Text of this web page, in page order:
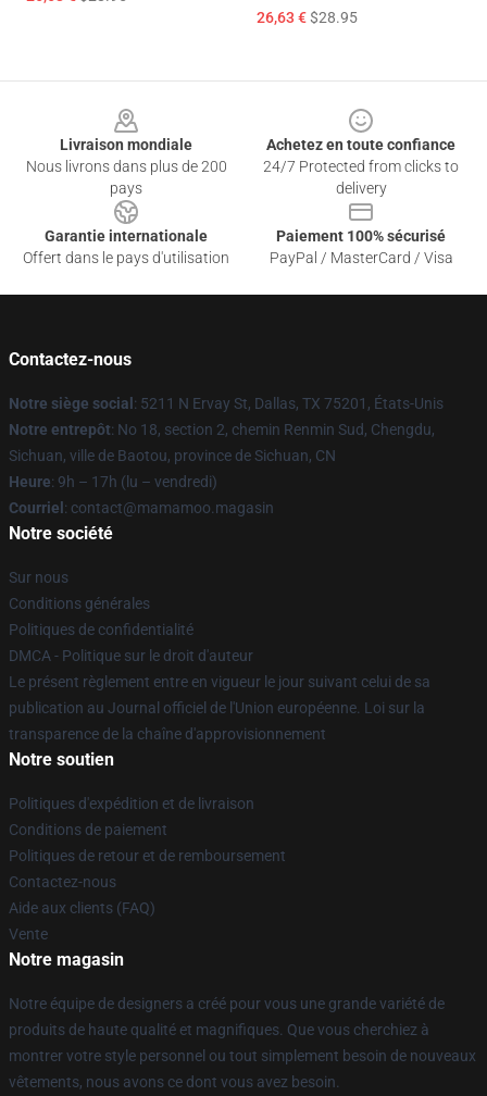
26,63 €$28.95
Livraison mondiale
Nous livrons dans plus de 200
pays
Achetez en toute confiance
24/7 Protected from clicks to
delivery
Garantie internationale
Offert dans le pays d'utilisation
Paiement 100% sécurisé
PayPal / MasterCard / Visa
Contactez-nous
Notre siège social : 5211 N Ervay St, Dallas, TX 75201, États-Unis
Notre entrepôt: No 18, section 2, chemin Renmin Sud, Chengdu,
Sichuan, ville de Baotou, province de Sichuan, CN
Heure: 9h – 17h (lu – vendredi)
Courriel : contact@mamamoo.magasin
Notre société
Sur nous
Conditions générales
Politiques de confidentialité
DMCA - Politique sur le droit d'auteur
Le présent règlement entre en vigueur le jour suivant celui de sa
publication au Journal officiel de l'Union européenne. Loi sur la
transparence de la chaîne d'approvisionnement
Notre soutien
Politiques d'expédition et de livraison
Conditions de paiement
Politiques de retour et de remboursement
Contactez-nous
Aide aux clients (FAQ)
Vente
Notre magasin
Notre équipe de designers a créé pour vous une grande variété de
produits de haute qualité et magnifiques. Que vous cherchiez à
montrer votre style personnel ou tout simplement besoin de nouveaux
vêtements, nous avons ce dont vous avez besoin.